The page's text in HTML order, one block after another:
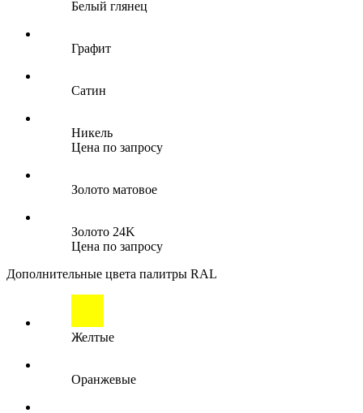
Белый глянец
Графит
Сатин
Никель
Цена по запросу
Золото матовое
Золото 24K
Цена по запросу
Дополнительные цвета палитры RAL
Желтые
Оранжевые